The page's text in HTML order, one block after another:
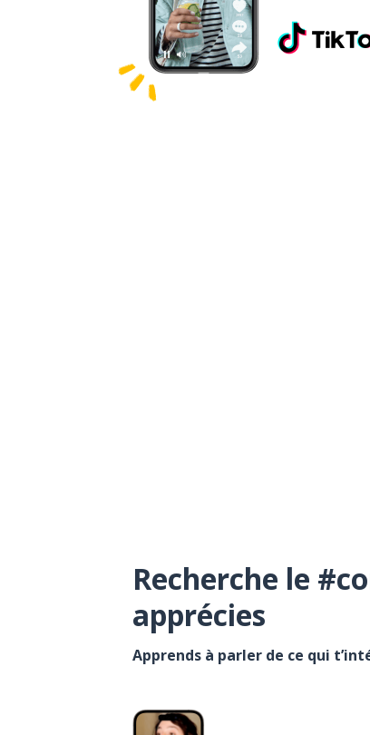
Recherche le
apprécies
Apprends à parler de ce qui